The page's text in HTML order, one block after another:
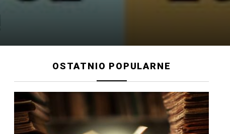
OSTATNIO POPULARNE